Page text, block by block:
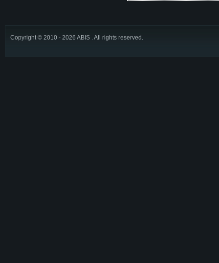
Copyright © 2010 - 2026 ABIS . All rights reserved.